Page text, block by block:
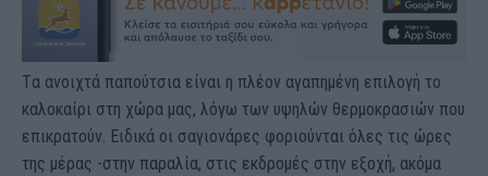
Tα ανοιχτά παπούτσια είναι η πλέον αγαπημένη επιλογή το
καλοκαίρι στη χώρα μας, λόγω των υψηλών θερμοκρασιών που
επικρατούν. Ειδικά οι σαγιονάρες φοριούνται όλες τις ώρες
της μέρας -στην παραλία, στις εκδρομές στην εξοχή, ακόμα